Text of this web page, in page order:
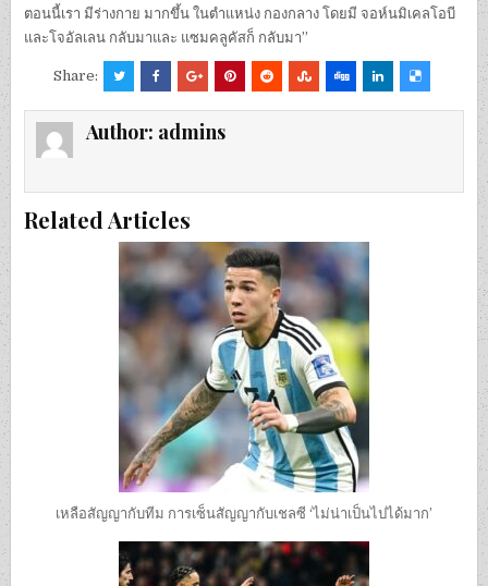
ตอนนี้เรา มีร่างกาย มากขึ้น ในตำแหน่ง กองกลาง โดยมี จอห์นมิเคลโอบี
และโจอัลเลน กลับมาและ แซมคลูคัสก็ กลับมา”
Share:
Author: admins
Related Articles
เหลือสัญญากับทีม การเซ็นสัญญากับเชลซี ‘ไม่น่าเป็นไปได้มาก’